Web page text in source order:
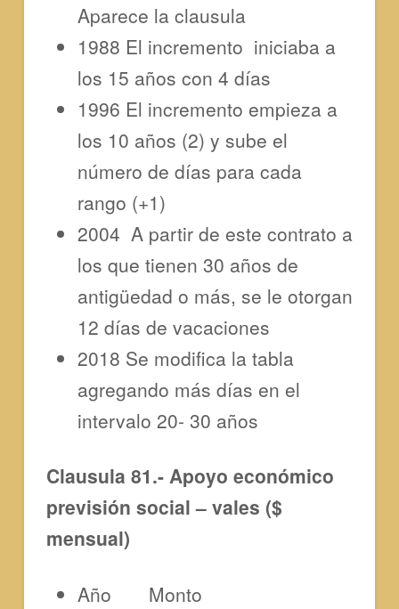
Aparece la clausula
1988 El incremento iniciaba a
los 15 años con 4 días
1996 El incremento empieza a
los 10 años (2) y sube el
número de días para cada
rango (+1)
2004 A partir de este contrato a
los que tienen 30 años de
antigüedad o más, se le otorgan
12 días de vacaciones
2018 Se modifica la tabla
agregando más días en el
intervalo 20- 30 años
Clausula 81.- Apoyo económico
previsión social – vales ($
mensual)
Año Monto